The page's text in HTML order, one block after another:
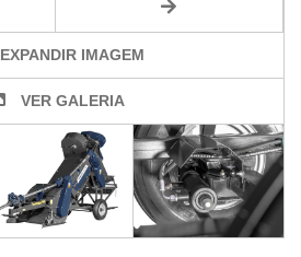
EXPANDIR IMAGEM
VER GALERIA